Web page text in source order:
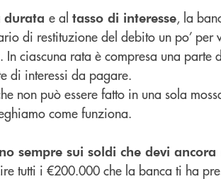
durata e al tasso di interesse, la
di restituzione del debito un po’ per
In ciascuna rata è compresa una parte
di interessi da pagare.
non può essere fatto in una sola
come funziona.
sempre sui soldi che devi
tutti i €200.000 che la banca ti ha